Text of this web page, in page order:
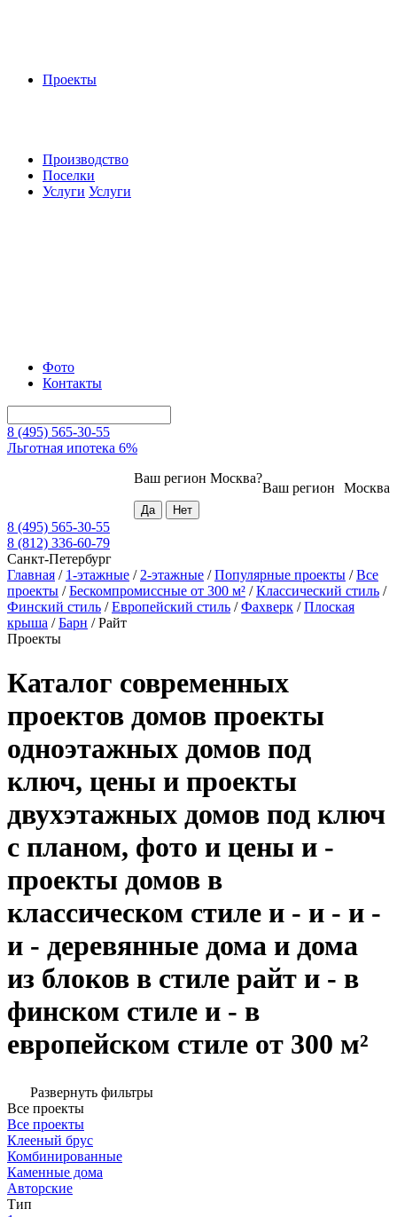
Проекты
Производство
Поселки
Услуги Услуги
Фото
Контакты
8 (495) 565-30-55
Льготная ипотека 6%
Москва
Ваш регион
Ваш регион Москва?
8 (495) 565-30-55
8 (812) 336-60-79
Санкт-Петербург
Главная / 1-этажные / 2-этажные /Популярные проекты /Все
проекты /Бескомпромиссные от 300 м² /Классический стиль /
Финский стиль /Европейский стиль /Фахверк /Плоская
крыша /Барн /Райт
Проекты
Каталог современных
проектов домов проекты
одноэтажных домов под
ключ, цены и проекты
двухэтажных домов под ключ
с планом, фото и цены и -
проекты домов в
классическом стиле и - и - и -
и - деревянные дома и дома
из блоков в стиле райт и - в
финском стиле и - в
европейском стиле от 300 м²
Развернуть фильтры
Все проекты
Все проекты
Клееный брус
Комбинированные
Каменные дома
Авторские
Тип